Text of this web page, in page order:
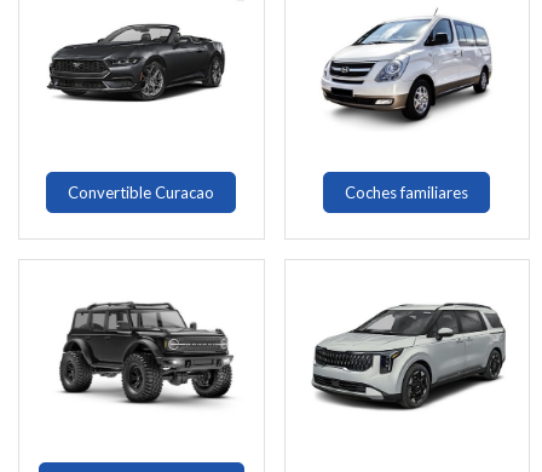
Convertible Curacao Coches familiares